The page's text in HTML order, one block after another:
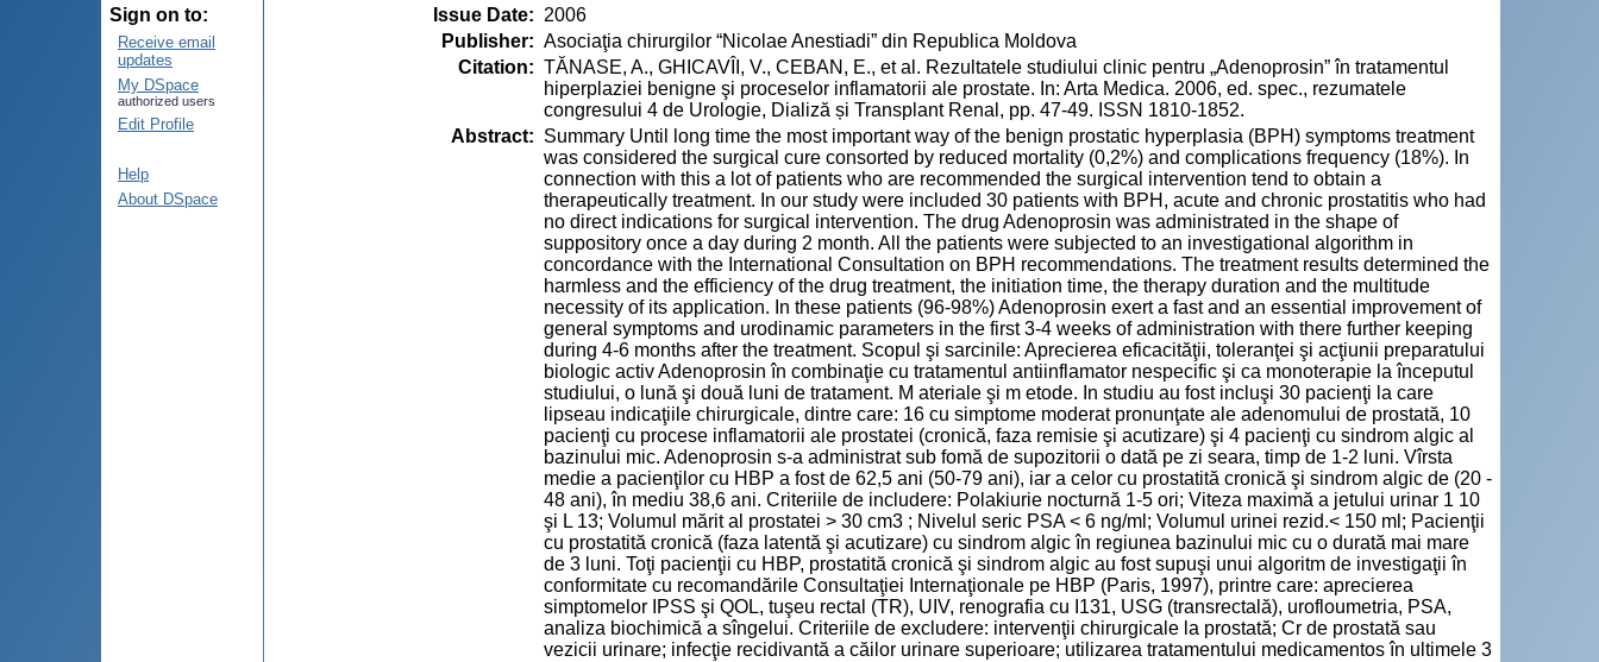
Sign on to:
Receive email
updates
My DSpace
authorized users
Edit Profile
Help
About DSpace
Issue Date: 2006
Publisher: Asociaţia chirurgilor “Nicolae Anestiadi” din Republica Moldova
Citation: TĂNASE, A., GHICAVÎI, V., CEBAN, E., et al. Rezultatele studiului clinic pentru „Adenoprosin” în tratamentul
hiperplaziei benigne şi proceselor inflamatorii ale prostate. In: Arta Medica. 2006, ed. spec., rezumatele
congresului 4 de Urologie, Dializă și Transplant Renal, pp. 47-49. ISSN 1810-1852.
Abstract: Summary Until long time the most important way of the benign prostatic hyperplasia (BPH) symptoms treatment
was considered the surgical cure consorted by reduced mortality (0,2%) and complications frequency (18%). In
connection with this a lot of patients who are recommended the surgical intervention tend to obtain a
therapeutically treatment. In our study were included 30 patients with BPH, acute and chronic prostatitis who had
no direct indications for surgical intervention. The drug Adenoprosin was administrated in the shape of
suppository once a day during 2 month. All the patients were subjected to an investigational algorithm in
concordance with the International Consultation on BPH recommendations. The treatment results determined the
harmless and the efficiency of the drug treatment, the initiation time, the therapy duration and the multitude
necessity of its application. In these patients (96-98%) Adenoprosin exert a fast and an essential improvement of
general symptoms and urodinamic parameters in the first 3-4 weeks of administration with there further keeping
during 4-6 months after the treatment. Scopul şi sarcinile: Aprecierea eficacităţii, toleranţei şi acţiunii preparatului
biologic activ Adenoprosin în combinaţie cu tratamentul antiinflamator nespecific şi ca monoterapie la începutul
studiului, o lună şi două luni de tratament. M ateriale şi m etode. In studiu au fost incluşi 30 pacienţi la care
lipseau indicaţiile chirurgicale, dintre care: 16 cu simptome moderat pronunţate ale adenomului de prostată, 10
pacienţi cu procese inflamatorii ale prostatei (cronică, faza remisie şi acutizare) şi 4 pacienţi cu sindrom algic al
bazinului mic. Adenoprosin s-a administrat sub fomă de supozitorii o dată pe zi seara, timp de 1-2 luni. Vîrsta
medie a pacienţilor cu HBP a fost de 62,5 ani (50-79 ani), iar a celor cu prostatită cronică şi sindrom algic de (20 -
48 ani), în mediu 38,6 ani. Criteriile de includere: Polakiurie nocturnă 1-5 ori; Viteza maximă a jetului urinar 1 10
şi L 13; Volumul mărit al prostatei > 30 cm3 ; Nivelul seric PSA < 6 ng/ml; Volumul urinei rezid.< 150 ml; Pacienţii
cu prostatită cronică (faza latentă şi acutizare) cu sindrom algic în regiunea bazinului mic cu o durată mai mare
de 3 luni. Toţi pacienţii cu HBP, prostatită cronică şi sindrom algic au fost supuşi unui algoritm de investigaţii în
conformitate cu recomandările Consultaţiei Internaţionale pe HBP (Paris, 1997), printre care: aprecierea
simptomelor IPSS şi QOL, tuşeu rectal (TR), UIV, renografia cu I131, USG (transrectală), urofloumetria, PSA,
analiza biochimică a sîngelui. Criteriile de excludere: intervenţii chirurgicale la prostată; Cr de prostată sau
vezicii urinare; infecţie recidivantă a căilor urinare superioare; utilizarea tratamentului medicamentos în ultimele 3